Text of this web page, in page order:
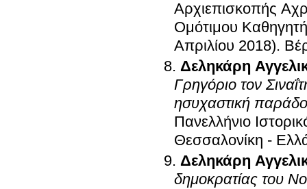
Αρχιεπισκοπής
Ομότιμου
Απριλίου 2018).
Δεληκάρη
Γρηγόριο τον
ησυχαστική
Πανελλήνιο
Θεσσαλονίκη -
Δεληκάρη
δημοκρατίας του